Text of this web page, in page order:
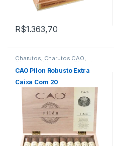
R$1.363,70
Charutos, Charutos CAO,
Charutos Nicaragua Charutos
Off Cuba,Todos Produtos
CAO Pilon Robusto Extra
Caixa Com 20